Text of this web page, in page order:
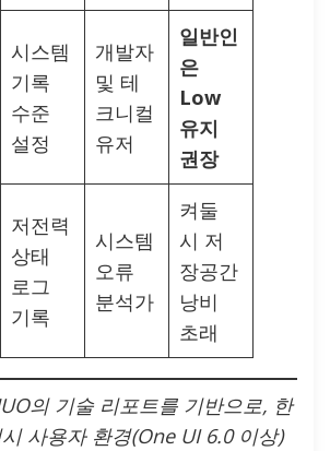
시스템
기록
수준
설정
개발자
및 테
크니컬
유저
일반인
은
Low
유지
권장
저전력
상태
로그
기록
시스템
오류
분석가
켜둘
시 저
장공간
낭비
초래
의 기술 리포트를 기반으로, 한
사용자 환경(One UI 6.0 이상)